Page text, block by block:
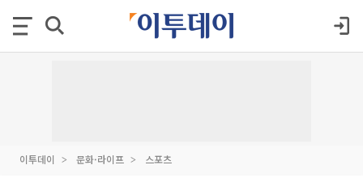
이투데이 문화·라이프 스포츠